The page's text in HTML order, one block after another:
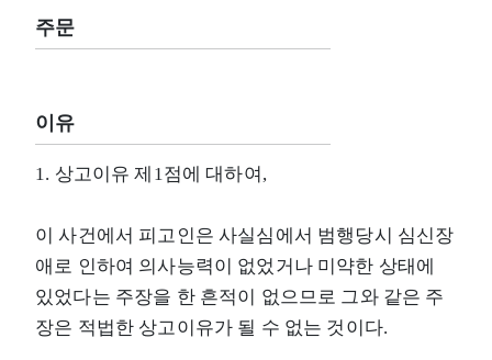
주문
이유
1. 상고이유 제1점에 대하여,
이 사건에서 피고인은 사실심에서 범행당시 심신장
애로 인하여 의사능력이 없었거나 미약한 상태에
있었다는 주장을 한 흔적이 없으므로 그와 같은 주
장은 적법한 상고이유가 될 수 없는 것이다.